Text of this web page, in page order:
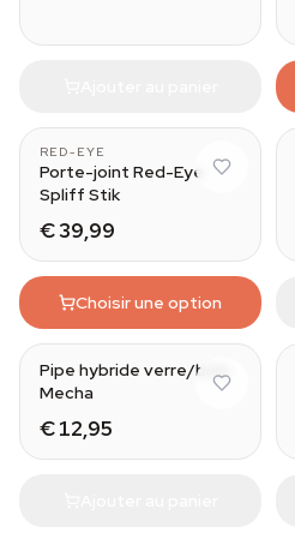
RED-EYE
Porte-joint Red-Eye
Spliff Stik
€ 39,99
Choisir une option
Pipe hybride verre/bois
Mecha
€ 12,95